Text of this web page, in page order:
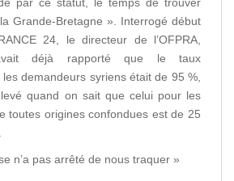
Grande-Bretagne ». Interrogé début
24, le directeur de l’OFPRA,
déjà rapporté que le taux
les demandeurs syriens était de 95 %,
quand on sait que celui pour les
toutes origines confondues est de 25
n’a pas arrêté de nous traquer »